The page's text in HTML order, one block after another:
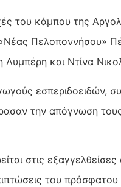
του κάμπου της
Πελοποννήσου»
και Ντίνα
εσπεριδοειδών,
την απόγνωση
στις
του